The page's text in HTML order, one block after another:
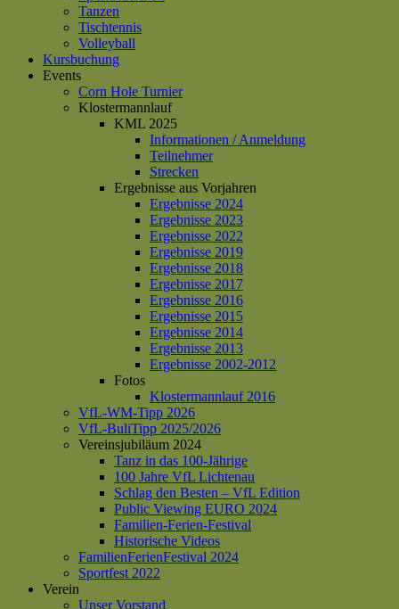
Tanzen
Tischtennis
Volleyball
Kursbuchung
Events
Corn Hole Turnier
Klostermannlauf
KML 2025
Informationen / Anmeldung
Teilnehmer
Strecken
Ergebnisse aus Vorjahren
Ergebnisse 2024
Ergebnisse 2023
Ergebnisse 2022
Ergebnisse 2019
Ergebnisse 2018
Ergebnisse 2017
Ergebnisse 2016
Ergebnisse 2015
Ergebnisse 2014
Ergebnisse 2013
Ergebnisse 2002-2012
Fotos
Klostermannlauf 2016
VfL-WM-Tipp 2026
VfL-BuliTipp 2025/2026
Vereinsjubiläum 2024
Tanz in das 100-Jährige
100 Jahre VfL Lichtenau
Schlag den Besten – VfL Edition
Public Viewing EURO 2024
Familien-Ferien-Festival
Historische Videos
FamilienFerienFestival 2024
Sportfest 2022
Verein
Unser Vorstand